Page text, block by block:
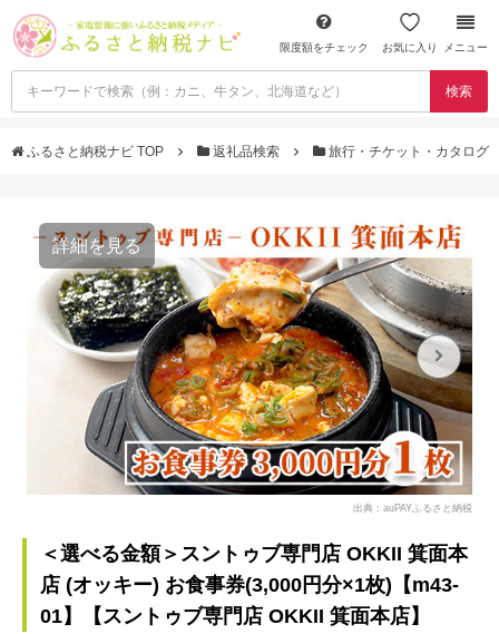
限度額をチェック お気に入り メニュー
検索
ふるさと納税ナビ TOP 返礼品検索 旅行・チケット・カタログ
詳細を見る
出典：auPAYふるさと納税
＜選べる金額＞スントゥブ専門店 OKKII 箕面本
店 (オッキー) お食事券(3,000円分×1枚)【m43-
01】【スントゥブ専門店 OKKII 箕面本店】